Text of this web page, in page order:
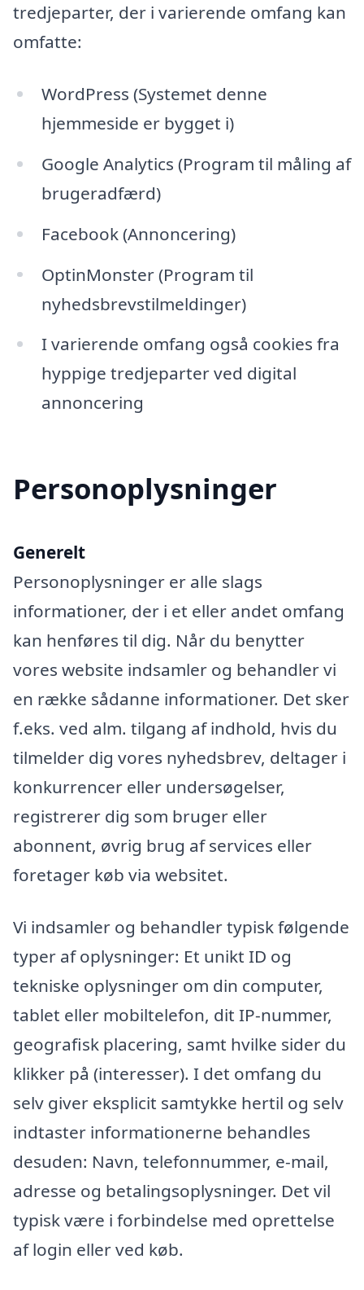
tredjeparter, der i varierende omfang kan
omfatte:
WordPress (Systemet denne
hjemmeside er bygget i)
Google Analytics (Program til måling af
brugeradfærd)
Facebook (Annoncering)
OptinMonster (Program til
nyhedsbrevstilmeldinger)
I varierende omfang også cookies fra
hyppige tredjeparter ved digital
annoncering
Personoplysninger
Generelt
Personoplysninger er alle slags
informationer, der i et eller andet omfang
kan henføres til dig. Når du benytter
vores website indsamler og behandler vi
en række sådanne informationer. Det sker
f.eks. ved alm. tilgang af indhold, hvis du
tilmelder dig vores nyhedsbrev, deltager i
konkurrencer eller undersøgelser,
registrerer dig som bruger eller
abonnent, øvrig brug af services eller
foretager køb via websitet.
Vi indsamler og behandler typisk følgende
typer af oplysninger: Et unikt ID og
tekniske oplysninger om din computer,
tablet eller mobiltelefon, dit IP-nummer,
geografisk placering, samt hvilke sider du
klikker på (interesser). I det omfang du
selv giver eksplicit samtykke hertil og selv
indtaster informationerne behandles
desuden: Navn, telefonnummer, e-mail,
adresse og betalingsoplysninger. Det vil
typisk være i forbindelse med oprettelse
af login eller ved køb.